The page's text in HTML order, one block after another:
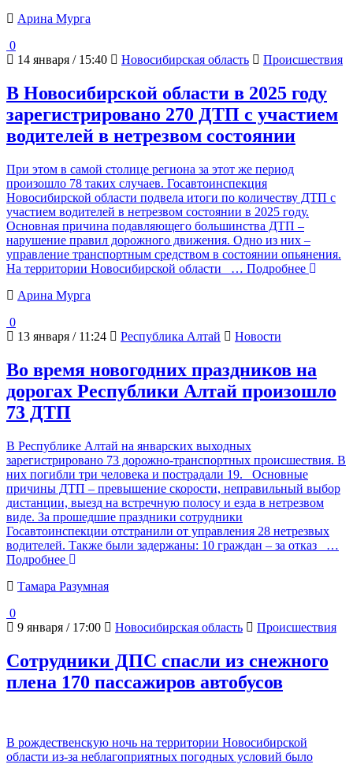
Арина Мурга
0
14 января / 15:40
Новосибирская область Происшествия
В Новосибирской области в 2025 году
зарегистрировано 270 ДТП с участием
водителей в нетрезвом состоянии
При этом в самой столице региона за этот же период
произошло 78 таких случаев. Госавтоинспекция
Новосибирской области подвела итоги по количеству ДТП с
участием водителей в нетрезвом состоянии в 2025 году.
Основная причина подавляющего большинства ДТП –
нарушение правил дорожного движения. Одно из них –
управление транспортным средством в состоянии опьянения.
На территории Новосибирской области
… Подробнее
Арина Мурга
0
13 января / 11:24
Республика Алтай Новости
Во время новогодних праздников на
дорогах Республики Алтай произошло
73 ДТП
В Республике Алтай на январских выходных
зарегистрировано 73 дорожно-транспортных происшествия. В
них погибли три человека и пострадали 19. Основные
причины ДТП – превышение скорости, неправильный выбор
дистанции, выезд на встречную полосу и езда в нетрезвом
виде. За прошедшие праздники сотрудники
Госавтоинспекции отстранили от управления 28 нетрезвых
водителей. Также были задержаны: 10 граждан – за отказ
…
Подробнее
Тамара Разумная
0
9 января / 17:00
Новосибирская область Происшествия
Сотрудники ДПС спасли из снежного
плена 170 пассажиров автобусов
В рождественскую ночь на территории Новосибирской
области из-за неблагоприятных погодных условий было